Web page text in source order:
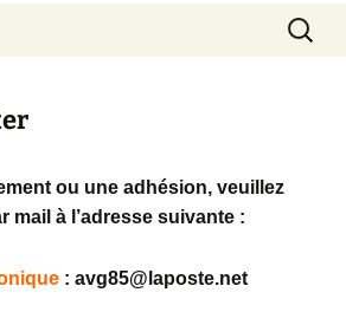
ou une adhésion, veuillez
mail à l’adresse suivante :
: avg85@laposte.net